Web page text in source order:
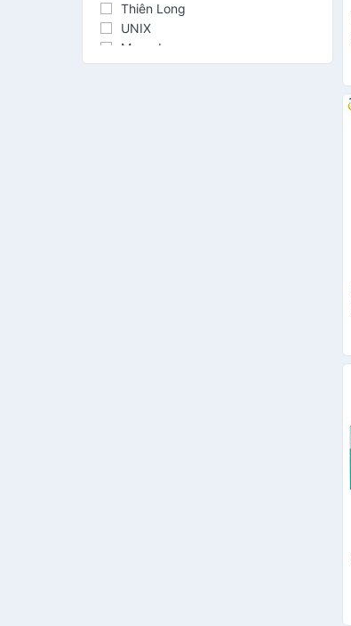
Thiên Long
UNIX
Maped
Baoke